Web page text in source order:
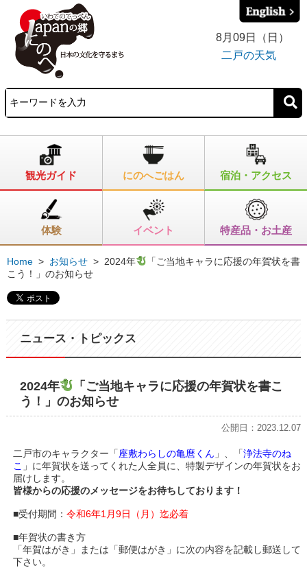
8月09日（日）
二戸の天気
観光ガイド にのへごはん 宿泊・アクセス
体験 イベント 特産品・お土産
Home > お知らせ > 2024年
「ご当地キャラに応援の年賀状を書
こう！」のお知らせ
ニュース・トピックス
2024年
「ご当地キャラに応援の年賀状を書こ
う！」のお知らせ
公開日：2023.12.07
二戸市のキャラクター「座敷わらしの亀麿くん 」、「浄法寺のね
こ 」に年賀状を送ってくれた人全員に、特製デザインの年賀状をお
届けします。
皆様からの応援のメッセージをお待ちしております！
■受付期間： 令和6年1月9日（月）迄必着
■年賀状の書き方
「年賀はがき」または「郵便はがき」に次の内容を記載し郵送して
下さい。